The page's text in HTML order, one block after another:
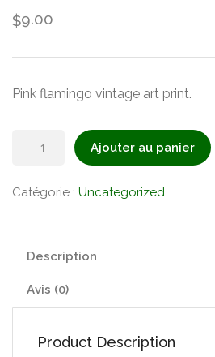
$9.00
Pink flamingo vintage art print.
Ajouter au panier
Catégorie : Uncategorized
Description
Avis (0)
Product Description